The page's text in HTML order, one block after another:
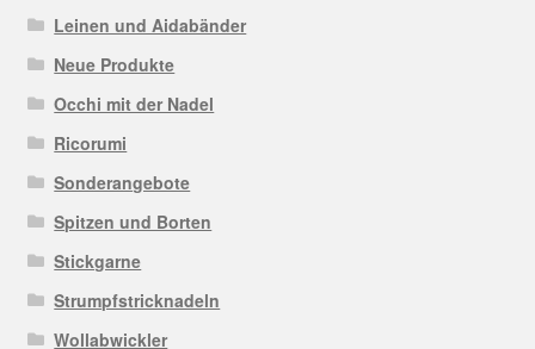
Leinen und Aidabänder
Neue Produkte
Occhi mit der Nadel
Ricorumi
Sonderangebote
Spitzen und Borten
Stickgarne
Strumpfstricknadeln
Wollabwickler